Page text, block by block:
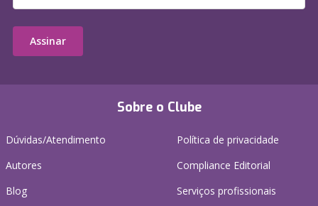
Sobre o Clube
Dúvidas/Atendimento
Autores
Blog
Política de privacidade
Compliance Editorial
Serviços profissionais
Assinar